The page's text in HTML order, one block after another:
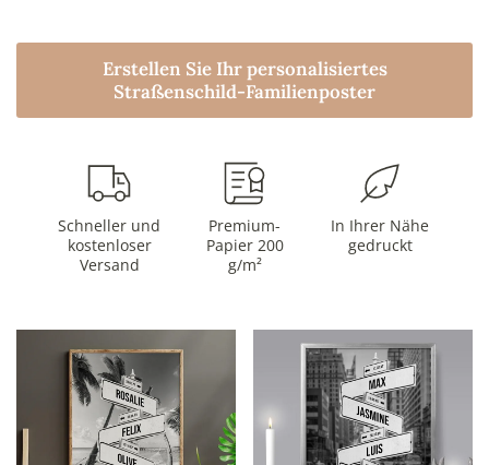
Erstellen Sie Ihr personalisiertes
Straßenschild-Familienposter
Schneller und
kostenloser
Versand
Premium-
Papier 200
g/m²
In Ihrer Nähe
gedruckt